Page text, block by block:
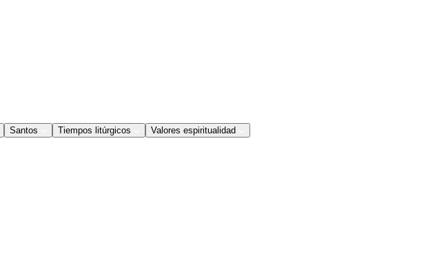
Santos Tiempos litúrgicos Valores espiritualidad